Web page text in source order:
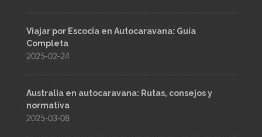
Viajar por Escocia en Autocaravana: Guía
Completa
2025-02-24
Australia en autocaravana: Rutas, consejos y
normativa
2025-03-08